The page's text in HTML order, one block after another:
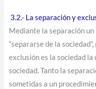
3.2.- La separación y
Mediante la separación un
“separarse de la
exclusión es la sociedad la
sociedad. Tanto la
sometidas a un